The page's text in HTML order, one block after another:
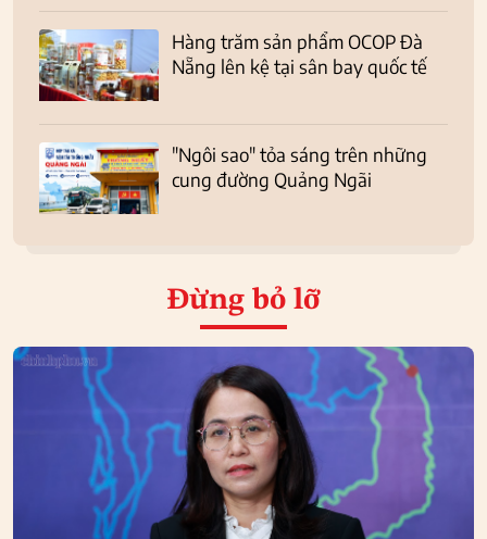
Hàng trăm sản phẩm OCOP Đà
Nẵng lên kệ tại sân bay quốc tế
"Ngôi sao" tỏa sáng trên những
cung đường Quảng Ngãi
Đừng bỏ lỡ